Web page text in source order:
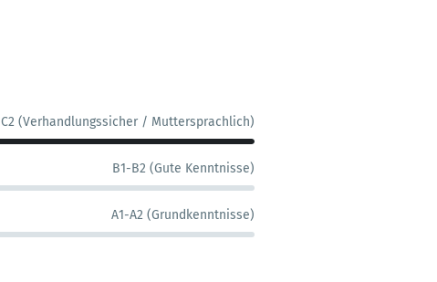
C2 (Verhandlungssicher / Muttersprachlich)
B1-B2 (Gute Kenntnisse)
A1-A2 (Grundkenntnisse)